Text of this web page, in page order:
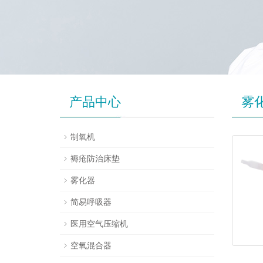
雾
产品中心
制氧机
褥疮防治床垫
雾化器
简易呼吸器
医用空气压缩机
空氧混合器